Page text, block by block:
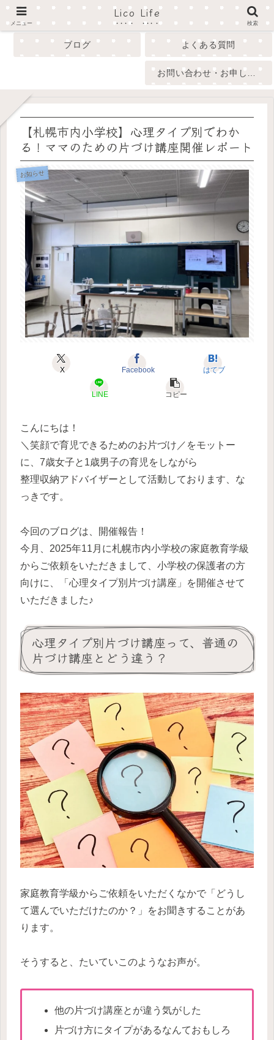
ブログ よくある質問
【札幌市内小学校】心理タイプ別でわか
る！ママのための片づけ講座開催レポート
お知らせ
X Facebook はてブ
LINE コピー
こんにちは！
＼笑顔で育児できるためのお片づけ／をモットー
に、7歳女子と1歳男子の育児をしながら
整理収納アドバイザーとして活動しております、な
っきです。
今回のブログは、開催報告！
今月、2025年11月に札幌市内小学校の家庭教育学級
からご依頼をいただきまして、小学校の保護者の方
向けに、「心理タイプ別片づけ講座」を開催させて
いただきました♪
心理タイプ別片づけ講座って、普通の
片づけ講座とどう違う？
家庭教育学級からご依頼をいただくなかで「どうし
て選んでいただけたのか？」をお聞きすることがあ
ります。
そうすると、たいていこのようなお声が。
他の片づけ講座とが違う気がした
片づけ方にタイプがあるなんておもしろ
メニュー
Lico Life
検索